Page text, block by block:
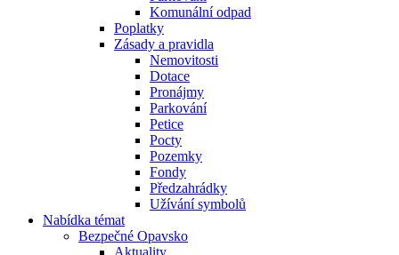
Komunální odpad
Poplatky
Zásady a pravidla
Nemovitosti
Dotace
Pronájmy
Parkování
Petice
Pocty
Pozemky
Fondy
Předzahrádky
Užívání symbolů
Nabídka témat
Bezpečné Opavsko